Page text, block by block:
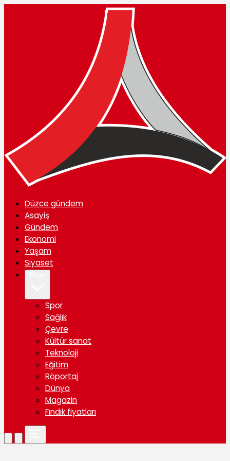
Düzce gündem
Asayiş
Gündem
Ekonomi
Yaşam
Siyaset
Spor
Sağlık
Çevre
Kültür sanat
Teknoloji
Eğitim
Röportaj
Dünya
Magazin
Fındık fiyatları